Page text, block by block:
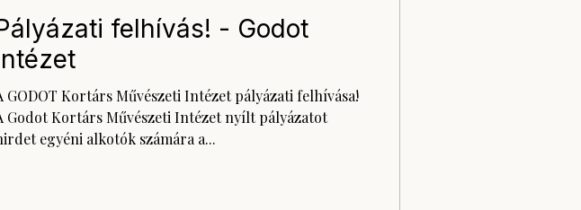
felhívás! - Godot
GODOT Kortárs Művészeti Intézet pályázati felhívása!
Godot Kortárs Művészeti Intézet nyílt pályázatot
egyéni alkotók számára a...